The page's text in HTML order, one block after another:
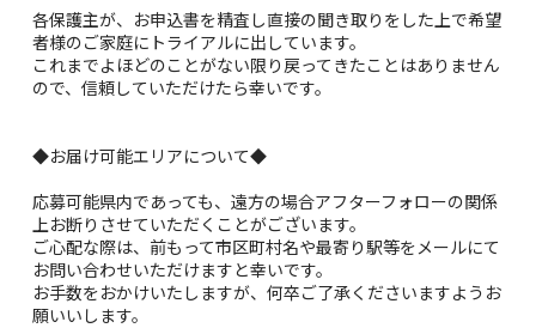
各保護主が、お申込書を精査し直接の聞き取りをした上で希望
者様のご家庭にトライアルに出しています。
これまでよほどのことがない限り戻ってきたことはありません
ので、信頼していただけたら幸いです。
◆お届け可能エリアについて◆
応募可能県内であっても、遠方の場合アフターフォローの関係
上お断りさせていただくことがございます。
ご心配な際は、前もって市区町村名や最寄り駅等をメールにて
お問い合わせいただけますと幸いです。
お手数をおかけいたしますが、何卒ご了承くださいますようお
願いいします。